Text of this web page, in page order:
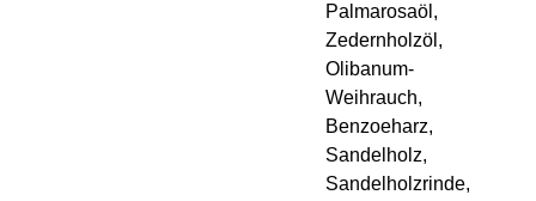
Palmarosaöl,
Zedernholzöl,
Olibanum-
Weihrauch,
Benzoeharz,
Sandelholz,
Sandelholzrinde,